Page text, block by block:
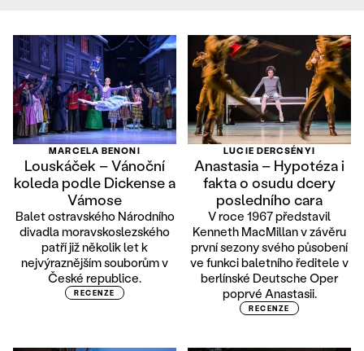
MARCELA BENONI
Louskáček – Vánoční
koleda podle Dickense a
Vámose
Balet ostravského Národního
divadla moravskoslezského
patří již několik let k
nejvýraznějším souborům v
České republice.
RECENZE
LUCIE DERCSÉNYI
Anastasia – Hypotéza i
fakta o osudu dcery
posledního cara
V roce 1967 představil
Kenneth MacMillan v závěru
první sezony svého působení
ve funkci baletního ředitele v
berlínské Deutsche Oper
poprvé Anastasii.
RECENZE